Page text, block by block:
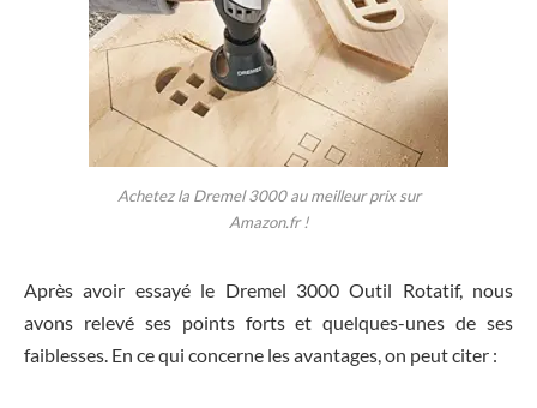
Achetez la Dremel 3000 au meilleur prix sur
Amazon.fr !
Après avoir essayé le Dremel 3000 Outil Rotatif, nous
avons relevé ses points forts et quelques-unes de ses
faiblesses. En ce qui concerne les avantages, on peut citer :